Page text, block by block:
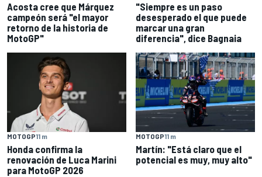
Acosta cree que Márquez
campeón será "el mayor
retorno de la historia de
MotoGP"
"Siempre es un paso
desesperado el que puede
marcar una gran
diferencia", dice Bagnaia
MOTOGP11 m
Honda confirma la
renovación de Luca Marini
para MotoGP 2026
MOTOGP11 m
Martín: "Está claro que el
potencial es muy, muy alto"